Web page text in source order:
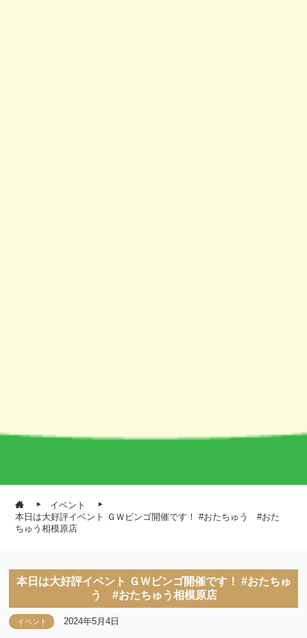
イベント
本日は大好評イベント ＧＷビンゴ開催です！ #おたちゅう #おた
ちゅう相模原店
本日は大好評イベント ＧＷビンゴ開催です！ #おたちゅ
う #おたちゅう相模原店
イベント 2024年5月4日